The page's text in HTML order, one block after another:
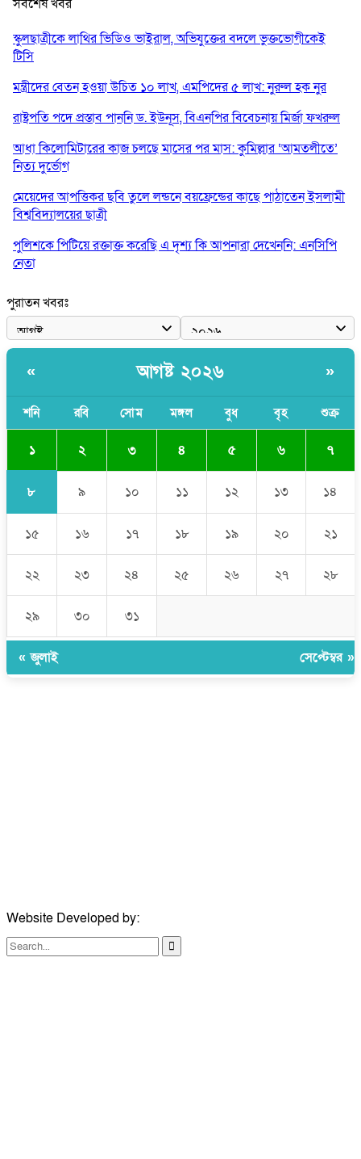
সর্বশেষ খবর
স্কুলছাত্রীকে লাথির ভিডিও ভাইরাল, অভিযুক্তের বদলে ভুক্তভোগীকেই
টিসি
মন্ত্রীদের বেতন হওয়া উচিত ১০ লাখ, এমপিদের ৫ লাখ: নুরুল হক নুর
রাষ্ট্রপতি পদে প্রস্তাব পাননি ড. ইউনূস, বিএনপির বিবেচনায় মির্জা ফখরুল
আধা কিলোমিটারের কাজ চলছে মাসের পর মাস: কুমিল্লার ‘আমতলীতে’
নিত্য দুর্ভোগ
মেয়েদের আপত্তিকর ছবি তুলে লন্ডনে বয়ফ্রেন্ডের কাছে পাঠাতেন ইসলামী
বিশ্ববিদ্যালয়ের ছাত্রী
পুলিশকে পিটিয়ে রক্তাক্ত করেছি এ দৃশ্য কি আপনারা দেখেননি: এনসিপি
নেতা
পাঁচ দেশি মাছে মিলল মাইক্রোপ্লাস্টিক, সবচেয়ে বেশি কই মাছে
বাংলাদেশী কর্মীদের আকামা নিয়ে বড় সুখবর দিলো সৌদি সরকার
ওয়াজেদ জয়
সাকিব আল হাসানের বাড়িতে আগুন, পেট্রলবোমা বিস্ফোরণ
পুরাতন খবরঃ
« আগষ্ট ২০২৬ »
শনি রবি সোম মঙ্গল বুধ বৃহ শুক্র
১ ২ ৩ ৪ ৫ ৬ ৭
৮ ৯ ১০ ১১ ১২ ১৩ ১৪
১৫ ১৬ ১৭ ১৮ ১৯ ২০ ২১
২২ ২৩ ২৪ ২৫ ২৬ ২৭ ২৮
২৯ ৩০ ৩১
« জুলাই সেপ্টেম্বর »
Website Developed by: